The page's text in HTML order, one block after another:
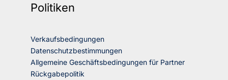
Politiken
Verkaufsbedingungen
Datenschutzbestimmungen
Allgemeine Geschäftsbedingungen für Partner
Rückgabepolitik